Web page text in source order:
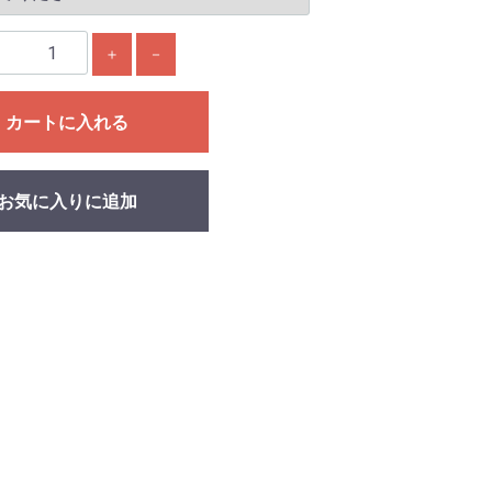
＋ －
カートに入れる
気に入りに追加